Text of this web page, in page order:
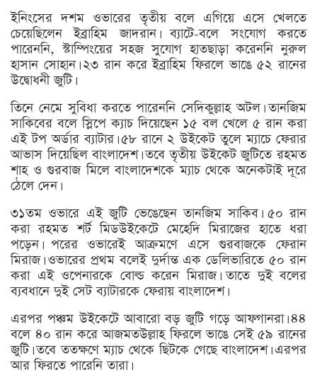
ইনিংসের দশম ওভারের তৃতীয় বলে এগিয়ে এসে খেলতে
চেয়েছিলেন ইব্রাহিম জাদরান। ব্যাটে-বলে সংযোগ করতে
পারেননি, স্টাম্পিংয়ের সহজ সুযোগ হাতছাড়া করেননি নুরুল
হাসান সোহান। ২৩ রান করে ইব্রাহিম ফিরলে ভাঙে ৫২ রানের
উদ্বোধনী জুটি।
তিনে নেমে সুবিধা করতে পারেননি সেদিকুল্লাহ অটল। তানজিম
সাকিবের বলে স্লিপে ক্যাচ দিয়েছেন ১৫ বল খেলে ৫ রান করা
এই টপ অর্ডার ব্যাটার। ৫৮ রানে ২ উইকেট তুলে ম্যাচে ফেরার
আভাস দিয়েছিল বাংলাদেশ। তবে তৃতীয় উইকেট জুটিতে রহমত
শাহ ও গুরবাজ মিলে বাংলাদেশকে ম্যাচ থেকে অনেকটাই দূরে
ঠেলে দেন।
৩১তম ওভারে এই জুটি ভেঙেছেন তানজিম সাকিব। ৫০ রান
করা রহমত শর্ট মিডউইকেটে মেহেদি মিরাজের হাতে ধরা
পড়েন। পরের ওভারেই আক্রমণে এসে গুরবাজকে ফেরান
মিরাজ। ওভারের প্রথম বলেই দুর্দান্ত এক ডেলিভারিতে ৫০ রান
করা এই ওপেনারকে বোল্ড করেন মিরাজ। তাতে দুই বলের
ব্যবধানে দুই সেট ব্যাটারকে ফেরায় বাংলাদেশ।
এরপর পঞ্চম উইকেটে আবারো বড় জুটি গড়ে আফগানরা। ৪৪
বলে ৪০ রান করে আজমতউল্লাহ ফিরলে ভাঙে সেই ৫৯ রানের
জুটি। তবে ততক্ষণে ম্যাচ থেকে ছিটকে গেছে বাংলাদেশ। এরপর
আর ফিরতে পারেনি তারা।